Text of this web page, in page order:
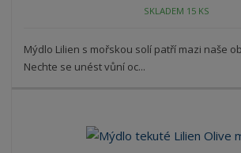
SKLADEM 15 KS
Mýdlo Lilien s mořskou solí patří mazi naše
Nechte se unést vůní oc...